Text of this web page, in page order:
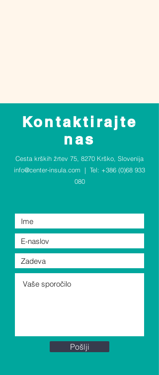
Kontaktirajte
nas
Cesta krških žrtev 75, 8270 Krško, Slovenija
info@center-insula.com | Tel: +386 (0)68 933
080
Pošlji